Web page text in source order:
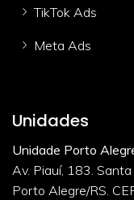
TikTok Ads
Meta Ads
Unidades
Unidade Porto
Av. Piauí, 183.
Porto Alegre/RS.